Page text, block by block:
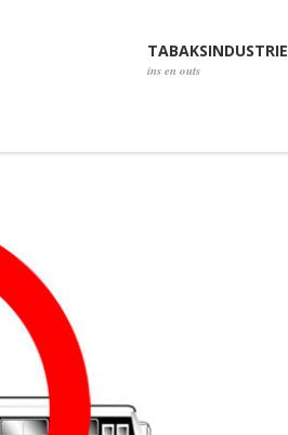
TABAKSINDUSTRIE
ins en outs